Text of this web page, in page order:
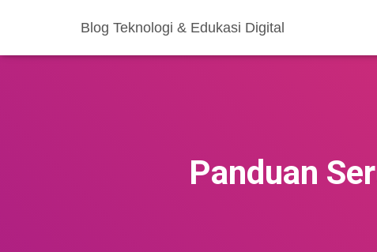
Blog Teknologi & Edukasi Digital
Panduan